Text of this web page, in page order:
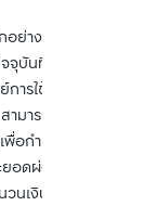
ย่างหนึ่งของใคร
บันที่ใฝ่ฝันจะมีคอน
ารใช้ชีวิต แต่ก่อน
มารถกู้ซื้อคอนโด
อกำหนดทำเลและ
ดผ่อนชำระแต่ละ
เงินที่ต้องการ